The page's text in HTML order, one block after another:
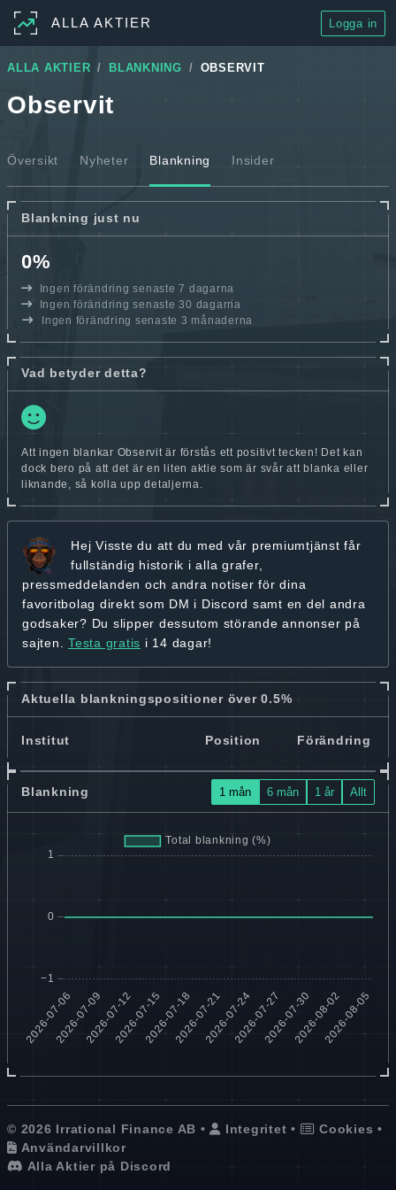
ALLA AKTIER Logga in
ALLA AKTIER BLANKNING OBSERVIT
Observit
Översikt Nyheter Blankning Insider
Blankning just nu
0%
Ingen förändring senaste 7 dagarna
Ingen förändring senaste 30 dagarna
Ingen förändring senaste 3 månaderna
Vad betyder detta?
Att ingen blankar Observit är förstås ett positivt tecken! Det kan
dock bero på att det är en liten aktie som är svår att blanka eller
liknande, så kolla upp detaljerna.
Hej Visste du att du med vår premiumtjänst får
fullständig historik i alla grafer,
pressmeddelanden och andra notiser för dina
favoritbolag direkt som DM i Discord samt en del andra
godsaker? Du slipper dessutom störande annonser på
sajten. Testa gratis i 14 dagar!
Aktuella blankningspositioner över 0.5%
Institut Position Förändring
Blankning 1 mån 6 mån 1 år Allt
© 2026 Irrational Finance AB • Integritet • Cookies •
Användarvillkor
Alla Aktier på Discord